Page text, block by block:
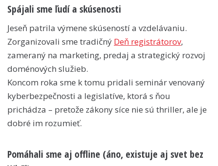
Spájali sme ľudí a skúsenosti
Jeseň patrila výmene skúseností a vzdelávaniu.
Zorganizovali sme tradičný Deň registrátorov,
zameraný na marketing, predaj a strategický rozvoj
doménových služieb.
Koncom roka sme k tomu pridali seminár venovaný
kyberbezpečnosti a legislatíve, ktorá s ňou
prichádza – pretože zákony síce nie sú thriller, ale je
dobré im rozumieť.
Pomáhali sme aj offline (áno, existuje aj svet bez